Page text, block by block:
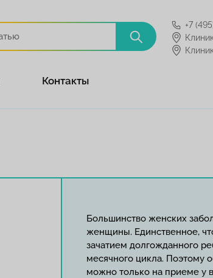
+7
Контакты
Большинство женских
женщины. Единственное,
зачатием долгожданного
месячного цикла. Поэтому
можно только на приеме у